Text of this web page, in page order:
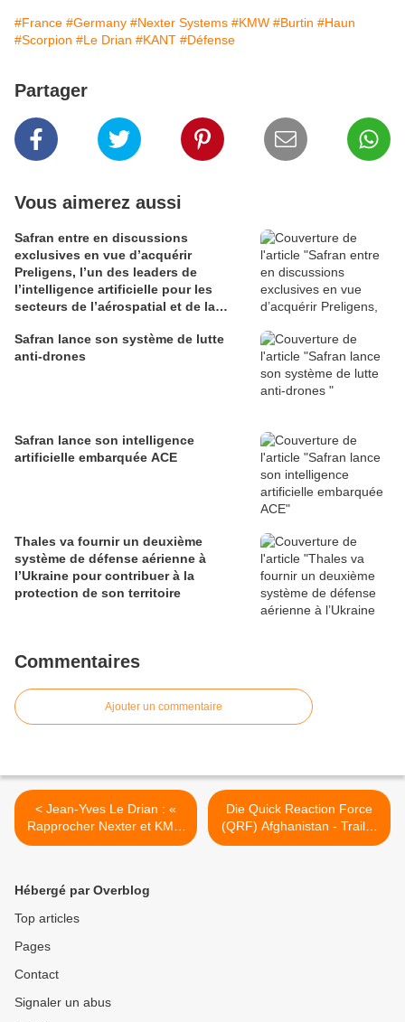
#France #Germany #Nexter Systems #KMW #Burtin #Haun
#Scorpion #Le Drian #KANT #Défense
Partager
Vous aimerez aussi
Safran entre en discussions
exclusives en vue d’acquérir
Preligens, l’un des leaders de
l’intelligence artificielle pour les
secteurs de l’aérospatial et de la
Safran lance son système de lutte
anti-drones
Safran lance son intelligence
artificielle embarquée ACE
Thales va fournir un deuxième
système de défense aérienne à
l’Ukraine pour contribuer à la
protection de son territoire
Commentaires
Ajouter un commentaire
< Jean-Yves Le Drian : «
Rapprocher Nexter et KMW
pour mieux affronter la
Die Quick Reaction Force
(QRF) Afghanistan - Trailer
zur Miniserie >
Hébergé par Overblog
Top articles
Pages
Contact
Signaler un abus